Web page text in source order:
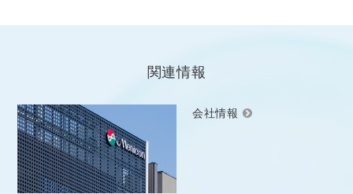
関連情報
会社情報